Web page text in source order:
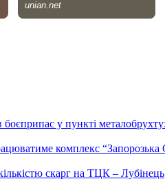
у пункті
комплекс “Запорозька
скарг на ТЦК – Лубінець